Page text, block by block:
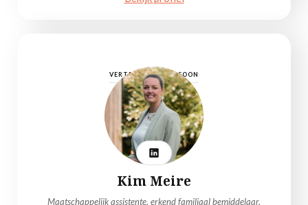
VERTROUWENSPERSOON
Kim Meire
Maatschappelijk assistente, erkend familiaal bemiddelaar,